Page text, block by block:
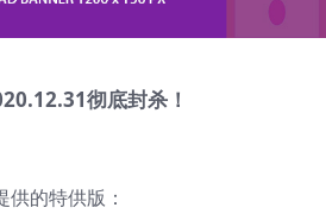
彻底封杀！
的特供版：